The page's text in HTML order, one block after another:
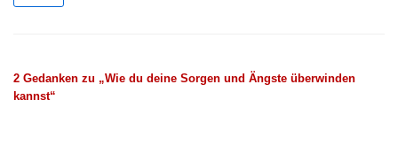
2 Gedanken zu „Wie du deine Sorgen und Ängste überwinden
kannst“